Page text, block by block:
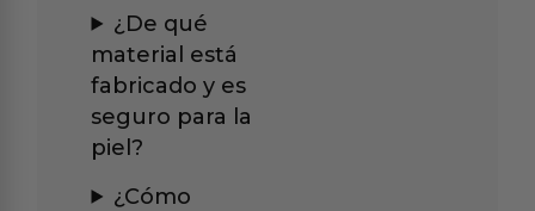
¿De qué
material está
fabricado y es
seguro para la
piel?
¿Cómo